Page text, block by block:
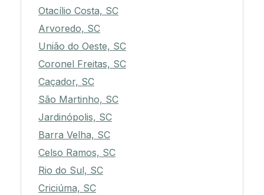
Otacílio Costa, SC
Arvoredo, SC
União do Oeste, SC
Coronel Freitas, SC
Caçador, SC
São Martinho, SC
Jardinópolis, SC
Barra Velha, SC
Celso Ramos, SC
Rio do Sul, SC
Criciúma, SC